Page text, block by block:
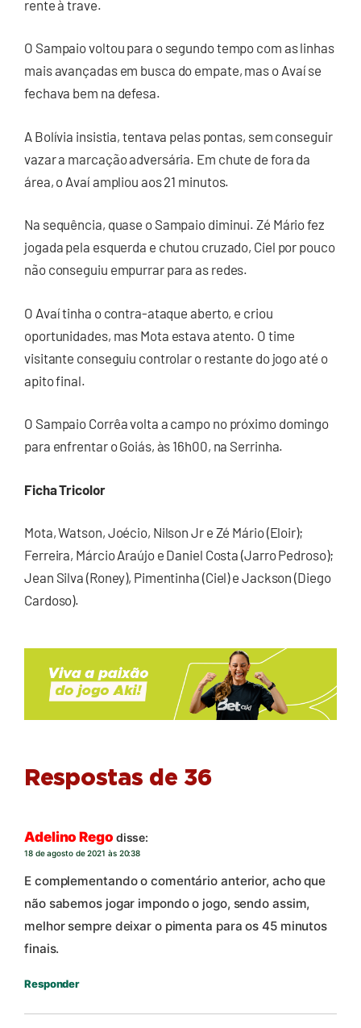
rente à trave.
O Sampaio voltou para o segundo tempo com as linhas
mais avançadas em busca do empate, mas o Avaí se
fechava bem na defesa.
A Bolívia insistia, tentava pelas pontas, sem conseguir
vazar a marcação adversária. Em chute de fora da
área, o Avaí ampliou aos 21 minutos.
Na sequência, quase o Sampaio diminui. Zé Mário fez
jogada pela esquerda e chutou cruzado, Ciel por pouco
não conseguiu empurrar para as redes.
O Avaí tinha o contra-ataque aberto, e criou
oportunidades, mas Mota estava atento. O time
visitante conseguiu controlar o restante do jogo até o
apito final.
O Sampaio Corrêa volta a campo no próximo domingo
para enfrentar o Goiás, às 16h00, na Serrinha.
Ficha Tricolor
Mota, Watson, Joécio, Nilson Jr e Zé Mário (Eloir);
Ferreira, Márcio Araújo e Daniel Costa (Jarro Pedroso);
Jean Silva (Roney), Pimentinha (Ciel) e Jackson (Diego
Cardoso).
Respostas de 36
Adelino Rego disse:
18 de agosto de 2021 às 20:38
E complementando o comentário anterior, acho que
não sabemos jogar impondo o jogo, sendo assim,
melhor sempre deixar o pimenta para os 45 minutos
finais.
Responder